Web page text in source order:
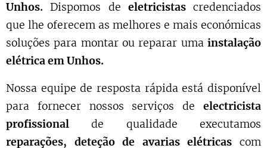
Unhos. Dispomos de eletricistascredenciados
que lhe oferecem as melhores e mais económicas
soluções para montar ou reparar uma instalação
elétrica em Unhos.
Nossa equipe de resposta rápida está disponível
para fornecer nossos serviços de electricista
profissional de qualidade executamos
reparações, deteção de avarias elétricas com